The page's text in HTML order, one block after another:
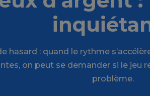
hasard : quand le rythme
on peut se demander si le jeu
problème.